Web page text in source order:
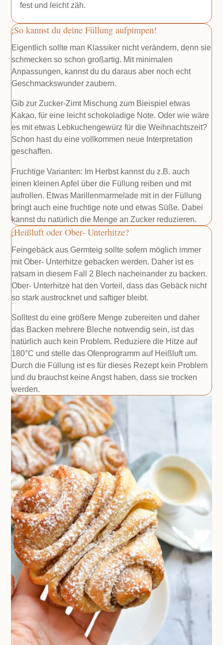
fest und leicht zäh.
So kannst du deine Füllung aufpimpen!
Eigentlich sollte man Klassiker nicht verändern, denn sie
schmecken so schon großartig. Mit minimalen
Anpassungen, kannst du du daraus aber noch echt
Geschmackswunder zaubern.
Gib zur Zucker-Zimt Mischung zum Bieispiel etwas
Kakao, für eine leicht schokoladige Note. Oder wie wäre
es mit etwas Lebkuchengewürz für die Weihnachtszeit?
Schon hast du eine vollkommen neue Interpretation
geschaffen.
Fruchtige Varianten: Im Herbst kannst du z.B. auch
einen kleinen Apfel über die Füllung reiben und mit
aufrollen. Etwas Marillenmarmelade mit in der Füllung
bringt auch eine fruchtige note und etwas Süße. Dabei
kannst du natürlich die Menge an Zucker reduzieren.
Heißluft oder Ober- Unterhitze?
Feingebäck aus Germteig sollte sofern möglich immer
mit Ober- Unterhitze gebacken werden. Daher ist es
ratsam in diesem Fall 2 Blech nacheinander zu backen.
Ober- Unterhitze hat den Vorteil, dass das Gebäck nicht
so stark austrocknet und saftiger bleibt.
Solltest du eine größere Menge zubereiten und daher
das Backen mehrere Bleche notwendig sein, ist das
natürlich auch kein Problem. Reduziere die Hitze auf
180°C und stelle das Ofenprogramm auf Heißluft um.
Durch die Füllung ist es für dieses Rezept kein Problem
und du brauchst keine Angst haben, dass sie trocken
werden.